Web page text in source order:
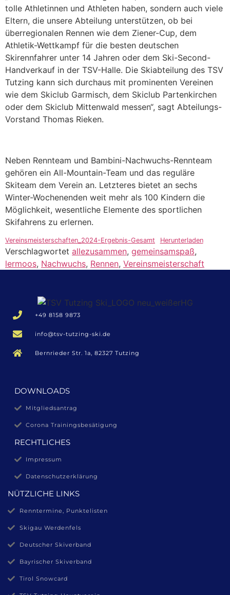
tolle Athletinnen und Athleten haben, sondern auch viele
Eltern, die unsere Abteilung unterstützen, ob bei
überregionalen Rennen wie dem Ziener-Cup, dem
Athletik-Wettkampf für die besten deutschen
Skirennfahrer unter 14 Jahren oder dem Ski-Second-
Handverkauf in der TSV-Halle. Die Skiabteilung des TSV
Tutzing kann sich durchaus mit prominenten Vereinen
wie dem Skiclub Garmisch, dem Skiclub Partenkirchen
oder dem Skiclub Mittenwald messen“, sagt Abteilungs-
Vorstand Thomas Rieken.
Neben Rennteam und Bambini-Nachwuchs-Rennteam
gehören ein All-Mountain-Team und das reguläre
Skiteam dem Verein an. Letzteres bietet an sechs
Winter-Wochenenden weit mehr als 100 Kindern die
Möglichkeit, wesentliche Elemente des sportlichen
Skifahrens zu erlernen.
Vereinsmeisterschaften_2024-Ergebnis-Gesamt Herunterladen
Verschlagwortet allezusammen, gemeinsamspaß,
lermoos, Nachwuchs, Rennen, Vereinsmeisterschaft
+49 8158 9873
info@tsv-tutzing-ski.de
Bernrieder Str. 1a, 82327 Tutzing
DOWNLOADS
Mitgliedsantrag
Corona Trainingsbesätigung
RECHTLICHES
Impressum
Datenschutzerklärung
NÜTZLICHE LINKS
Renntermine, Punktelisten
Skigau Werdenfels
Deutscher Skiverband
Bayrischer Skiverband
Tirol Snowcard